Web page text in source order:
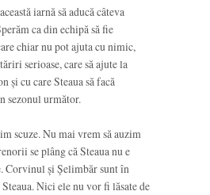
iarnă să aducă câteva
ca din echipă să fie
chiar nu pot ajuta cu nimic,
serioase, care să ajute la
și cu care Steaua să facă
sezonul următor.
scuze. Nu mai vrem să auzim
se plâng că Steaua nu e
Corvinul și Șelimbăr sunt în
Steaua. Nici ele nu vor fi lăsate de